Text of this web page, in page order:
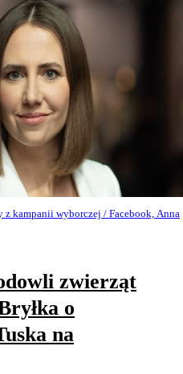
z kampanii wyborczej / Facebook, Anna
zwierząt
o
na